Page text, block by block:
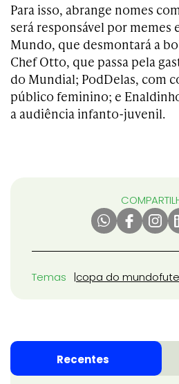
Para isso, abrange nomes
será responsável por memes
Mundo, que desmontará a
Chef Otto, que passa pela
do Mundial; PodDelas, com
público feminino; e
a audiência infanto-juvenil.
Temas copa do mundo
Recentes